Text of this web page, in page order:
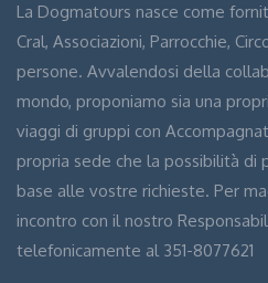
La Dogmatours nasce come
Cral, Associazioni, Parrocchie,
persone. Avvalendosi della
mondo, proponiamo sia una
viaggi di gruppi con
propria sede che la possibilità di
base alle vostre richieste. Per
incontro con il nostro
telefonicamente al 351-8077621